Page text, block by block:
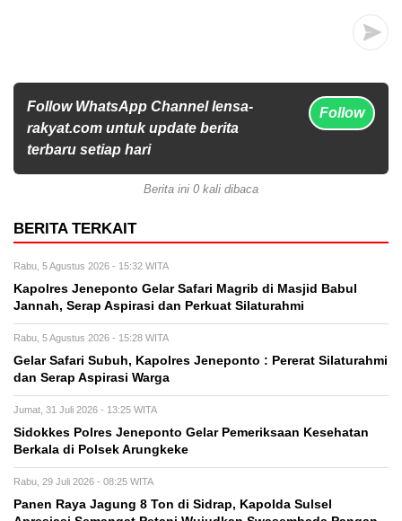
Follow WhatsApp Channel lensa-
rakyat.com untuk update berita
terbaru setiap hari
Follow
Berita ini 0 kali dibaca
BERITA TERKAIT
Rabu, 5 Agustus 2026 - 15:32 WITA
Kapolres Jeneponto Gelar Safari Magrib di Masjid Babul
Jannah, Serap Aspirasi dan Perkuat Silaturahmi
Rabu, 5 Agustus 2026 - 15:28 WITA
Gelar Safari Subuh, Kapolres Jeneponto : Pererat Silaturahmi
dan Serap Aspirasi Warga
Jumat, 31 Juli 2026 - 13:25 WITA
Sidokkes Polres Jeneponto Gelar Pemeriksaan Kesehatan
Berkala di Polsek Arungkeke
Rabu, 29 Juli 2026 - 08:25 WITA
Panen Raya Jagung 8 Ton di Sidrap, Kapolda Sulsel